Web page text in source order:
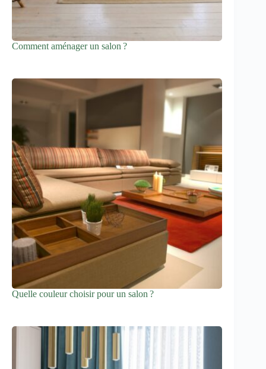
Comment aménager un salon ?
Quelle couleur choisir pour un salon ?